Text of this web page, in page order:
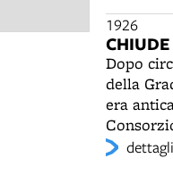
di nuove
anche
degli
1926
Dopo
della
era
dettagli